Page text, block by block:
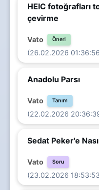
HEIC fotoğrafları
çevirme
Vato Öneri
(26.02.2026
Anadolu Parsı
Vato Tanım
(22.02.2026
Sedat Peker'e
Vato Soru
(23.02.2026